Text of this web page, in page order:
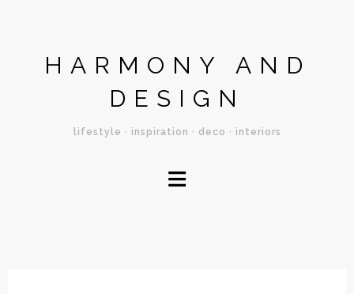
HARMONY AND
DESIGN
lifestyle · inspiration · deco · interiors
≡